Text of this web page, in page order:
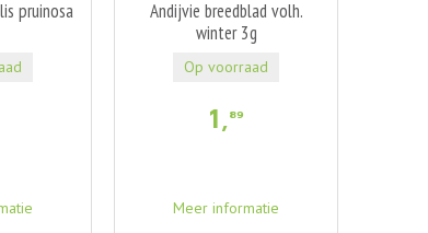
pruinosa
Andijvie breedblad volh.
winter 3g
1,89
Meer informatie
Op voorraad